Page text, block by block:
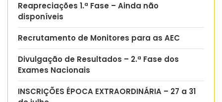
Reapreciações 1.ª Fase – Ainda não
disponíveis
Recrutamento de Monitores para as AEC
Divulgação de Resultados – 2.ª Fase dos
Exames Nacionais
INSCRIÇÕES ÉPOCA EXTRAORDINÁRIA – 27 a 31